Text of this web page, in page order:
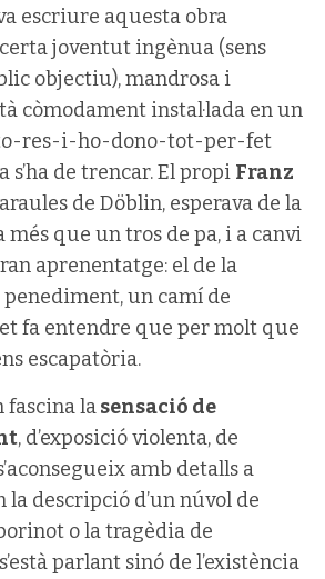
escriure aquesta obra
joventut ingènua (sens
objectiu), mandrosa i
còmodament instal·lada en un
res-i-ho-dono-tot-per-fet
s’ha de trencar. El propi Franz
de Döblin, esperava de la
més que un tros de pa, i a canvi
aprenentatge: el de la
un camí de
fa entendre que per molt que
escapatòria.
fascina lasensació de
, d’exposició violenta, de
amb detalls a
descripció d’un núvol de
o la tragèdia de
parlant sinó de l’existència